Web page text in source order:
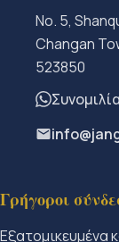
No. 5,
Changan
523850
Γρήγοροι
Εξατομικευμένα